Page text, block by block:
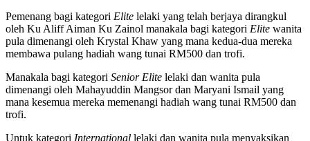
Pemenang bagi kategori Elite lelaki yang telah berjaya dirangkul
oleh Ku Aliff Aiman Ku Zainol manakala bagi kategori Elite wanita
pula dimenangi oleh Krystal Khaw yang mana kedua-dua mereka
membawa pulang hadiah wang tunai RM500 dan trofi.
Manakala bagi kategori Senior Elite lelaki dan wanita pula
dimenangi oleh Mahayuddin Mangsor dan Maryani Ismail yang
mana kesemua mereka memenangi hadiah wang tunai RM500 dan
trofi.
Untuk kategori International lelaki dan wanita pula menyaksikan